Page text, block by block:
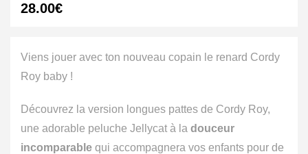
28.00€
Viens jouer avec ton nouveau copain le renard Cordy
Roy baby !
Découvrez la version longues pattes de Cordy Roy,
une adorable peluche Jellycat à la douceur
incomparable qui accompagnera vos enfants pour de